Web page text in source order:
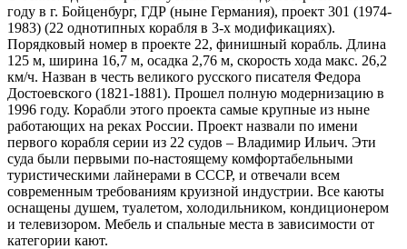
году в г. Бойценбург, ГДР (ныне Германия), проект 301 (1974-
1983) (22 однотипных корабля в 3-х модификациях).
Порядковый номер в проекте 22, финишный корабль. Длина
125 м, ширина 16,7 м, осадка 2,76 м, скорость хода макс. 26,2
км/ч. Назван в честь великого русского писателя Федора
Достоевского (1821-1881). Прошел полную модернизацию в
1996 году. Корабли этого проекта самые крупные из ныне
работающих на реках России. Проект назвали по имени
первого корабля серии из 22 судов – Владимир Ильич. Эти
суда были первыми по-настоящему комфортабельными
туристическими лайнерами в СССР, и отвечали всем
современным требованиям круизной индустрии. Все каюты
оснащены душем, туалетом, холодильником, кондиционером
и телевизором. Мебель и спальные места в зависимости от
категории кают.